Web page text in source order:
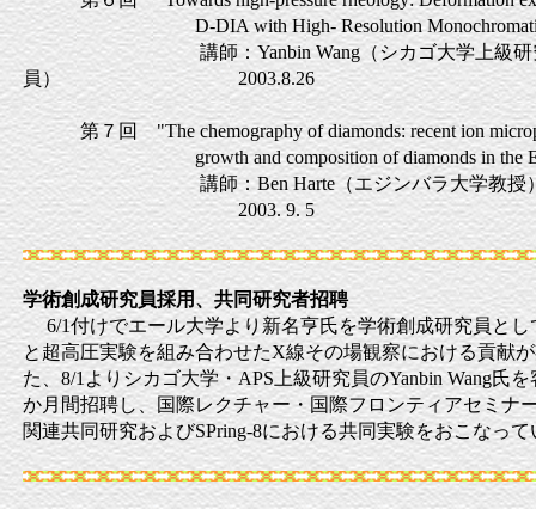
D-DIA with High- Resolution Monochromatic
講師：Yanbin Wang（シカゴ大学上級研
員） 2003.8.26
第７回 "The chemography of diamonds: recent ion
growth and composition of diamonds in the
講師：Ben Harte（エジンバラ大学教授
2003. 9. 5
学術創成研究員採用、共同研究者招聘
6/1付けでエール大学より新名亨氏を学術創成研究員とし
と超高圧実験を組み合わせたX線その場観察における貢献
た、8/1よりシカゴ大学・APS上級研究員のYanbin Wang氏
か月間招聘し、国際レクチャー・国際フロンティアセミナ
関連共同研究およびSPring-8における共同実験をおこなって